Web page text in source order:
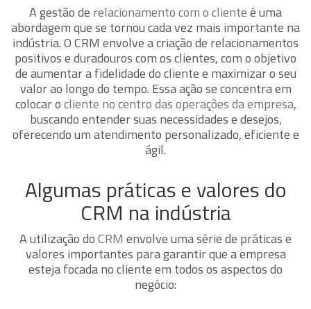
A gestão de relacionamento com o clienteé uma
abordagem que se tornou cada vez mais importante na
indústria. O CRM envolve a criação de relacionamentos
positivos e duradouros com os clientes, com o objetivo
de aumentar a fidelidade do cliente e maximizar o seu
valor ao longo do tempo. Essa ação se concentra em
colocar ocliente no centro das operações da empresa,
buscando entender suas necessidades e desejos,
oferecendo um atendimento personalizado, eficiente e
ágil.
Algumas práticas e valores do
CRM na indústria
A utilização doCRM envolve uma série de práticas e
valores importantes para garantir que a empresa
esteja focada no cliente em todos os aspectos do
negócio: